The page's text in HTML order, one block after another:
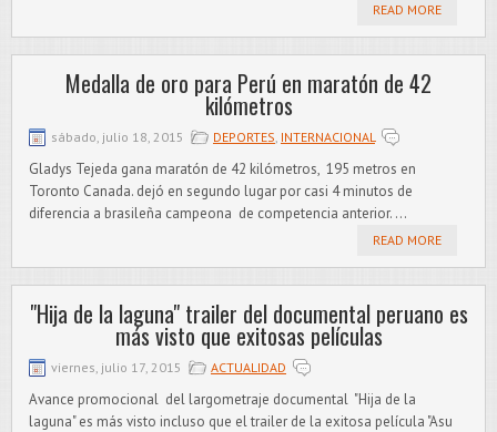
READ MORE
Medalla de oro para Perú en maratón de 42
kilómetros
sábado, julio 18, 2015 DEPORTES, INTERNACIONAL
Gladys Tejeda gana maratón de 42 kilómetros, 195 metros en
Toronto Canada. dejó en segundo lugar por casi 4 minutos de
diferencia a brasileña campeona de competencia anterior. ...
READ MORE
"Hija de la laguna" trailer del documental peruano es
más visto que exitosas películas
viernes, julio 17, 2015 ACTUALIDAD
Avance promocional del largometraje documental "Hija de la
laguna" es más visto incluso que el trailer de la exitosa película "Asu